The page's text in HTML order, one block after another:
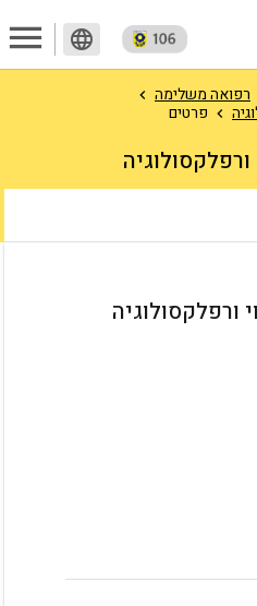
language
menu
רפואה משלימה
פרטים
ורפלקסולוגיה
ורפלקסולוגיה